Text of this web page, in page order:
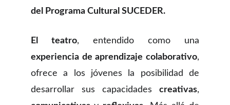
del Programa Cultural SUCEDER.
El teatro, entendido como una
experiencia de aprendizaje colaborativo,
ofrece a los jóvenes la posibilidad de
desarrollar sus capacidades creativas,